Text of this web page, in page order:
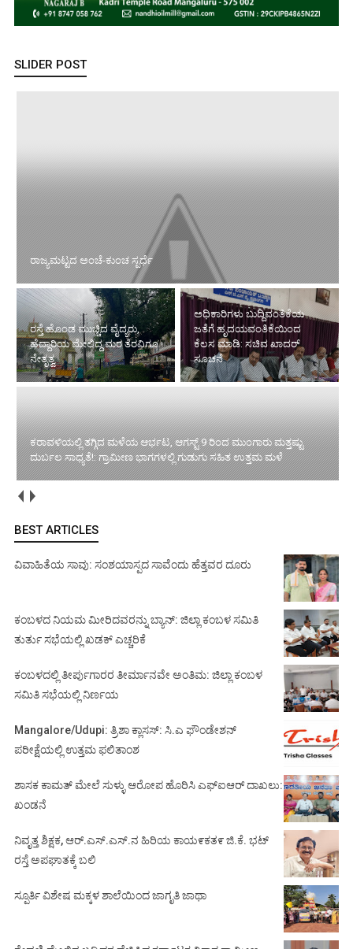
SLIDER POST
ರಸ್ತೆ ಹೊಂಡ ಮುಚ್ಚಿದ ವೈದ್ಯರು,
ಹೆದ್ದಾರಿಯ ಮೇಲಿದ್ದ ಮರ ತೆರವಿಗೂ
ನೇತೃತ್ವ
ಅಧಿಕಾರಿಗಳು ಬುದ್ದಿವಂತಿಕೆಯ
ಜತೆಗೆ ಹೃದಯವಂತಿಕೆಯಿಂದ
ಕೆಲಸ ಮಾಡಿ: ಸಚಿವ ಖಾದರ್
ಸೂಚನೆ
ಕರಾವಳಿಯಲ್ಲಿ ತಗ್ಗಿದ ಮಳೆಯ ಆರ್ಭಟ, ಆಗಸ್ಟ್ 9 ರಿಂದ ಮುಂಗಾರು ಮತ್ತಷ್ಟು
ದುರ್ಬಲ ಸಾಧ್ಯತೆ!: ಗ್ರಾಮೀಣ ಭಾಗಗಳಲ್ಲಿ ಗುಡುಗು ಸಹಿತ ಉತ್ತಮ ಮಳೆ
ಎಸ್.ಐ.ಆರ್-ಅಹ೯ ಮತದಾರರನ್ನು ಕೈ ಬಿಡಲ್ಲ', ಅನಹ೯ರನ್ನು ಇಟ್ಟುಕೊಳ್ಳಲ್ಲ:
ಮತದಾರರ ನೋಂದಣಾಧಿಕಾರಿ ಮೇಘನಾ ಆರ್. ಸ್ಪಷ್ಠನೆ
BEST ARTICLES
ವಿವಾಹಿತೆಯ ಸಾವು: ಸಂಶಯಾಸ್ಪದ ಸಾವೆಂದು ಹೆತ್ತವರ ದೂರು
ಕಂಬಳದ ನಿಯಮ ಮೀರಿದವರನ್ನು ಬ್ಯಾನ್: ಜಿಲ್ಲಾ ಕಂಬಳ ಸಮಿತಿ
ತುರ್ತು ಸಭೆಯಲ್ಲಿ ಖಡಕ್ ಎಚ್ಚರಿಕೆ
ಕಂಬಳದಲ್ಲಿ ತೀರ್ಪುಗಾರರ ತೀರ್ಮಾನವೇ ಅಂತಿಮ: ಜಿಲ್ಲಾ ಕಂಬಳ
ಸಮಿತಿ ಸಭೆಯಲ್ಲಿ ನಿರ್ಣಯ
Mangalore/Udupi: ತ್ರಿಶಾ ಕ್ಲಾಸಸ್: ಸಿ.ಎ ಫೌಂಡೇಶನ್
ಪರೀಕ್ಷೆಯಲ್ಲಿ ಉತ್ತಮ ಫಲಿತಾಂಶ
ಶಾಸಕ ಕಾಮತ್ ಮೇಲೆ ಸುಳ್ಳು ಆರೋಪ ಹೊರಿಸಿ ಎಫ್‌ಐಆರ್ ದಾಖಲು:
ಖಂಡನೆ
ನಿವೃತ್ತ ಶಿಕ್ಷಕ, ಆರ್.ಎಸ್.ಎಸ್.ನ ಹಿರಿಯ ಕಾಯ೯ಕತ೯ ಜಿ.ಕೆ. ಭಟ್
ರಸ್ತೆ ಅಪಘಾತಕ್ಕೆ ಬಲಿ
ಸ್ಪೂರ್ತಿ ವಿಶೇಷ ಮಕ್ಕಳ ಶಾಲೆಯಿಂದ ಜಾಗೃತಿ ಜಾಥಾ